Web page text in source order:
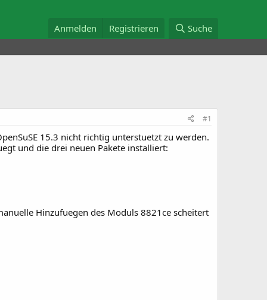
Anmelden Registrieren Suche
#1
15.3 nicht richtig unterstuetzt zu werden.
und die drei neuen Pakete installiert:
Hinzufuegen des Moduls 8821ce scheitert